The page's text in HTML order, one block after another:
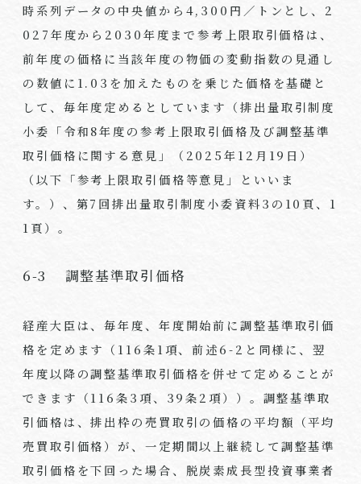
時系列データの中央値から4,300円／トンとし、2
027年度から2030年度まで参考上限取引価格は、
前年度の価格に当該年度の物価の変動指数の見通し
の数値に1.03を加えたものを乗じた価格を基礎と
して、毎年度定めるとしています（排出量取引制度
小委「令和8年度の参考上限取引価格及び調整基準
取引価格に関する意見」（2025年12月19日）
（以下「参考上限取引価格等意見」といいま
す。）、第7回排出量取引制度小委資料3の10頁、1
1頁）。
6-3 調整基準取引価格
経産大臣は、毎年度、年度開始前に調整基準取引価
格を定めます（116条1項、前述6-2と同様に、翌
年度以降の調整基準取引価格を併せて定めることが
できます（116条3項、39条2項））。調整基準取
引価格は、排出枠の売買取引の価格の平均額（平均
売買取引価格）が、一定期間以上継続して調整基準
取引価格を下回った場合、脱炭素成長型投資事業者